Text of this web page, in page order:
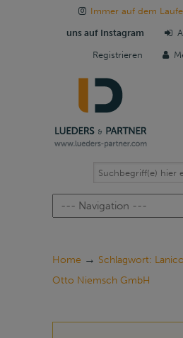
Immer auf dem
uns auf Instagram
Registrieren
Navigation
Home → Schlagwort:
Otto Niemsch GmbH